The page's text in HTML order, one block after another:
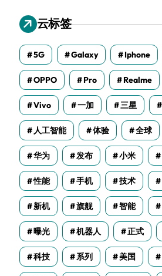
云标签
5G Galaxy Iphone
OPPO Pro Realme
Vivo 一加 三星
人工智能 体验 全球
华为 发布 小米
性能 手机 技术
新机 旗舰 智能
曝光 机器人 正式
科技 系列 美国